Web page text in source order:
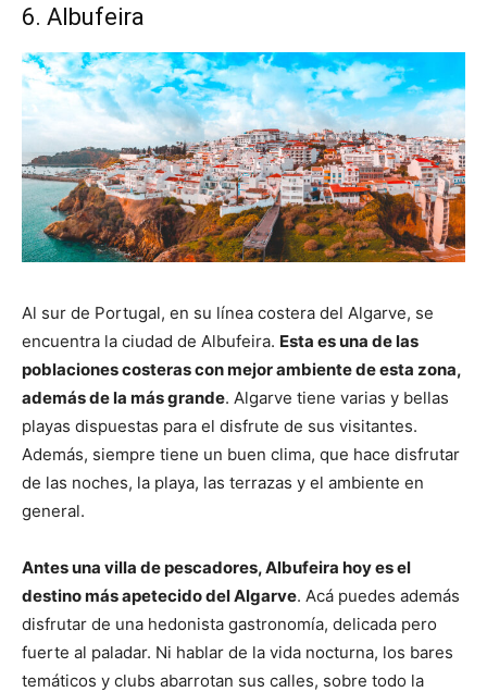
6. Albufeira
Al sur de Portugal, en su línea costera del Algarve, se
encuentra la ciudad de Albufeira. Esta es una de las
poblaciones costeras con mejor ambiente de esta zona,
además de la más grande. Algarve tiene varias y bellas
playas dispuestas para el disfrute de sus visitantes.
Además, siempre tiene un buen clima, que hace disfrutar
de las noches, la playa, las terrazas y el ambiente en
general.
Antes una villa de pescadores, Albufeira hoy es el
destino más apetecido del Algarve. Acá puedes además
disfrutar de una hedonista gastronomía, delicada pero
fuerte al paladar. Ni hablar de la vida nocturna, los bares
temáticos y clubs abarrotan sus calles, sobre todo la